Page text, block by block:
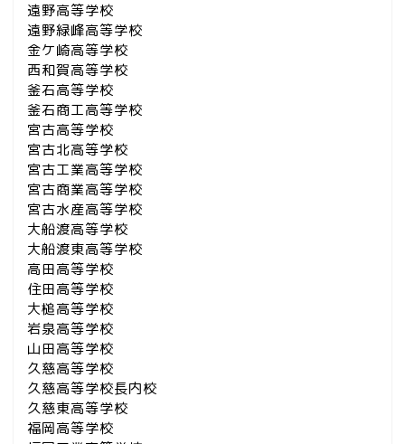
遠野高等学校
遠野緑峰高等学校
金ケ崎高等学校
西和賀高等学校
釜石高等学校
釜石商工高等学校
宮古高等学校
宮古北高等学校
宮古工業高等学校
宮古商業高等学校
宮古水産高等学校
大船渡高等学校
大船渡東高等学校
高田高等学校
住田高等学校
大槌高等学校
岩泉高等学校
山田高等学校
久慈高等学校
久慈高等学校長内校
久慈東高等学校
福岡高等学校